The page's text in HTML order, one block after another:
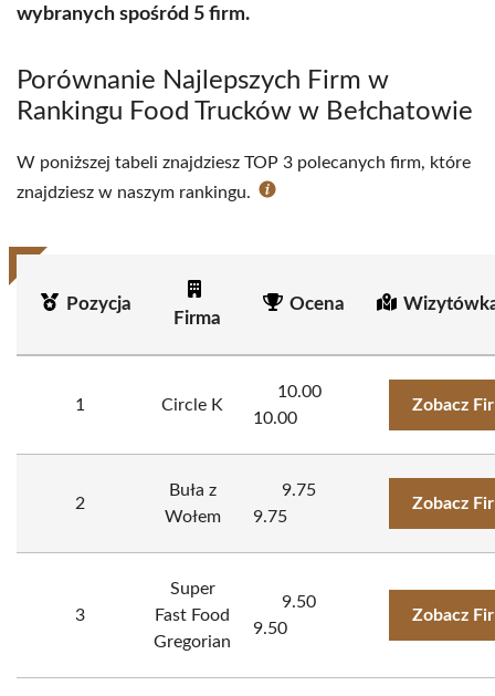
wybranych spośród 5 firm.
Porównanie Najlepszych Firm w
Rankingu Food Trucków w Bełchatowie
W poniższej tabeli znajdziesz TOP 3 polecanych firm, które
znajdziesz w naszym rankingu.
Pozycja
Firma
Ocena
1 Circle K
10.00
10.00
Zobacz
2
Buła z
Wołem
9.75
9.75
Zobacz
3
Super
Fast Food
Gregorian
9.50
9.50
Zobacz